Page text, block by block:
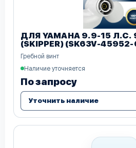
ДЛЯ YAMAHA 9.9-15 Л.С.
(SKIPPER) (SK63V-
Гребной винт
Наличие уточняется
По запросу
Уточнить наличие